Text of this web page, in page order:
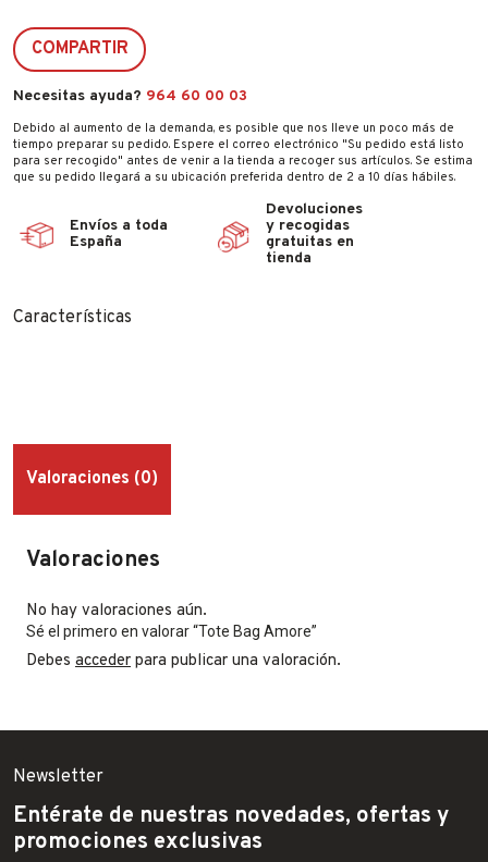
COMPARTIR
Necesitas ayuda? 964 60 00 03
Debido al aumento de la demanda, es posible que nos lleve un poco más de
tiempo preparar su pedido. Espere el correo electrónico "Su pedido está listo
para ser recogido" antes de venir a la tienda a recoger sus artículos. Se estima
que su pedido llegará a su ubicación preferida dentro de 2 a 10 días hábiles.
Envíos a toda
España
Devoluciones
y recogidas
gratuitas en
tienda
Características
Valoraciones (0)
Valoraciones
No hay valoraciones aún.
Sé el primero en valorar “Tote Bag Amore”
Debes acceder para publicar una valoración.
Newsletter
Entérate de nuestras novedades, ofertas y
promociones exclusivas